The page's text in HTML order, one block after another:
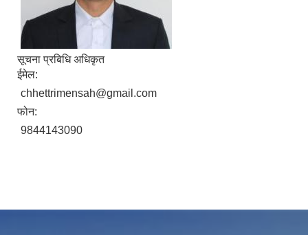
सूचना प्रबिधि अधिकृत
ईमेल:
chhettrimensah@gmail.com
फोन:
9844143090